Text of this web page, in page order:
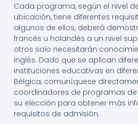
Cada programa, según el nivel
ubicación, tiene diferentes
algunos de ellos, deberá
francés u holandés a un nivel
otros solo necesitarán
inglés. Dado que se aplican
instituciones educativas en
Bélgica, comuníquese
coordinadores de programas
su elección para obtener más
requisitos de admisión.